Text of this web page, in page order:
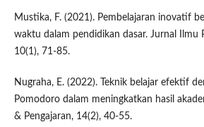
Mustika, F. (2021). Pembelajaran inovatif
waktu dalam pendidikan dasar. Jurnal Ilmu
10(1), 71-85.
Nugraha, E. (2022). Teknik belajar efektif
Pomodoro dalam meningkatkan hasil
& Pengajaran, 14(2), 40-55.